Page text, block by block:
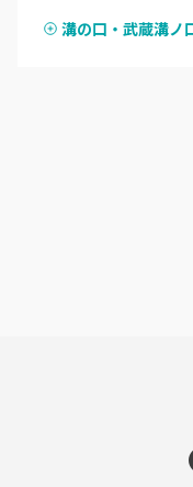
桜木町・みなとみらい
ハンドスカルプ
溝の口・武蔵溝ノ